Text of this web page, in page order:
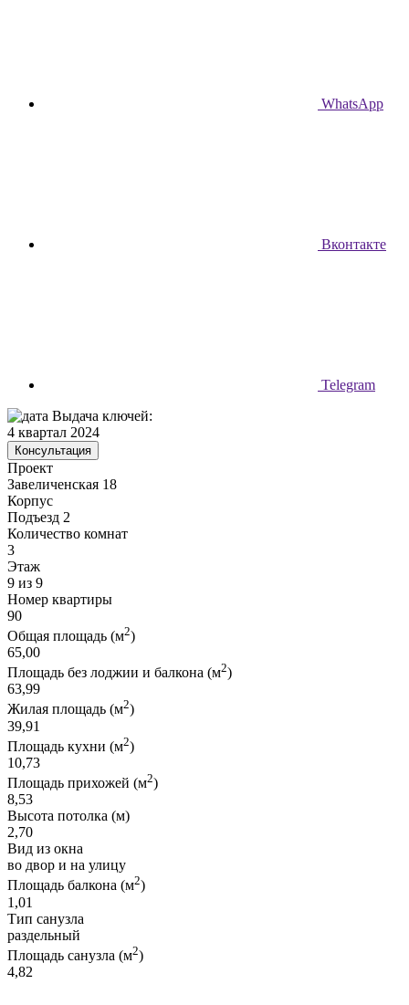
WhatsApp
Вконтакте
Telegram
Выдача ключей:
4 квартал 2024
Консультация
Проект
Завеличенская 18
Корпус
Подъезд 2
Количество комнат
3
Этаж
9 из 9
Номер квартиры
90
Общая площадь (м2)
65,00
Площадь без лоджии и балкона (м2)
63,99
Жилая площадь (м2)
39,91
Площадь кухни (м2)
10,73
Площадь прихожей (м2)
8,53
Высота потолка (м)
2,70
Вид из окна
во двор и на улицу
Площадь балкона (м2)
1,01
Тип санузла
раздельный
Площадь санузла (м2)
4,82